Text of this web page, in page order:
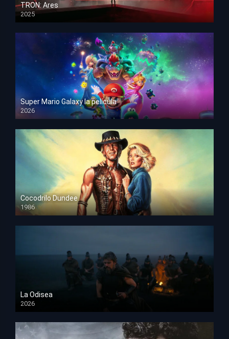
TRON: Ares
2025
HD 1080p
Super Mario Galaxy la película
2026
HD 1080p
Cocodrilo Dundee
1986
HD 1080p
La Odisea
2026
TS Screener